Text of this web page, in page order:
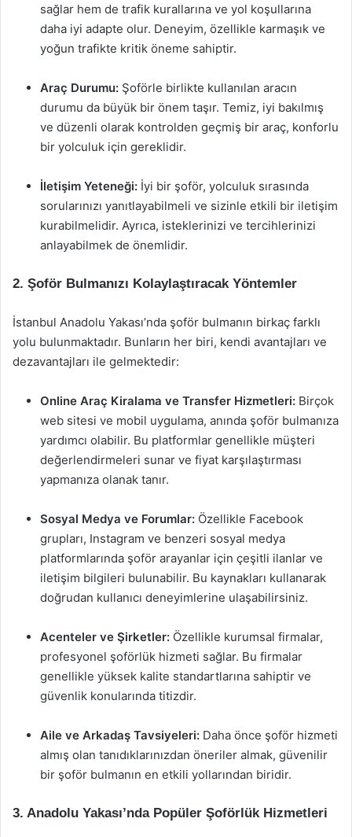
sağlar hem de trafik kurallarına ve yol koşullarına
daha iyi adapte olur. Deneyim, özellikle karmaşık ve
yoğun trafikte kritik öneme sahiptir.
Araç Durumu: Şoförle birlikte kullanılan aracın
durumu da büyük bir önem taşır. Temiz, iyi bakılmış
ve düzenli olarak kontrolden geçmiş bir araç, konforlu
bir yolculuk için gereklidir.
İletişim Yeteneği: İyi bir şoför, yolculuk sırasında
sorularınızı yanıtlayabilmeli ve sizinle etkili bir iletişim
kurabilmelidir. Ayrıca, isteklerinizi ve tercihlerinizi
anlayabilmek de önemlidir.
2. Şoför Bulmanızı Kolaylaştıracak Yöntemler
İstanbul Anadolu Yakası’nda şoför bulmanın birkaç farklı
yolu bulunmaktadır. Bunların her biri, kendi avantajları ve
dezavantajları ile gelmektedir:
Online Araç Kiralama ve Transfer Hizmetleri: Birçok
web sitesi ve mobil uygulama, anında şoför bulmanıza
yardımcı olabilir. Bu platformlar genellikle müşteri
değerlendirmeleri sunar ve fiyat karşılaştırması
yapmanıza olanak tanır.
Sosyal Medya ve Forumlar: Özellikle Facebook
grupları, Instagram ve benzeri sosyal medya
platformlarında şoför arayanlar için çeşitli ilanlar ve
iletişim bilgileri bulunabilir. Bu kaynakları kullanarak
doğrudan kullanıcı deneyimlerine ulaşabilirsiniz.
Acenteler ve Şirketler: Özellikle kurumsal firmalar,
profesyonel şoförlük hizmeti sağlar. Bu firmalar
genellikle yüksek kalite standartlarına sahiptir ve
güvenlik konularında titizdir.
Aile ve Arkadaş Tavsiyeleri: Daha önce şoför hizmeti
almış olan tanıdıklarınızdan öneriler almak, güvenilir
bir şoför bulmanın en etkili yollarından biridir.
3. Anadolu Yakası’nda Popüler Şoförlük Hizmetleri